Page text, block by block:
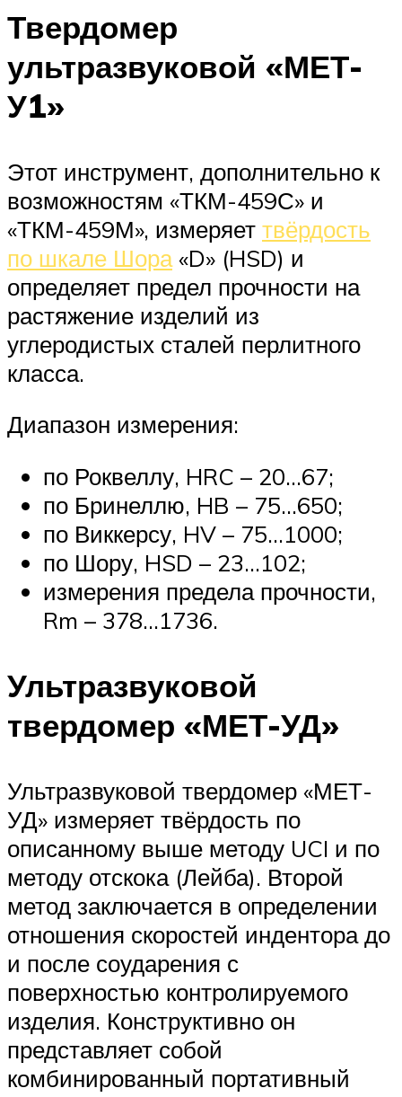
Твердомер
ультразвуковой «МЕТ-
У1»
Этот инструмент, дополнительно к
возможностям «ТКМ-459С» и
«ТКМ-459М», измеряет твёрдость
по шкале Шора«D» (HSD) и
определяет предел прочности на
растяжение изделий из
углеродистых сталей перлитного
класса.
Диапазон измерения:
по Роквеллу, HRC – 20…67;
по Бринеллю, HB – 75…650;
по Виккерсу, HV – 75…1000;
по Шору, HSD – 23…102;
измерения предела прочности,
Rm – 378…1736.
Ультразвуковой
твердомер «МЕТ-УД»
Ультразвуковой твердомер «МЕТ-
УД» измеряет твёрдость по
описанному выше методу UCI и по
методу отскока (Лейба). Второй
метод заключается в определении
отношения скоростей индентора до
и после соударения с
поверхностью контролируемого
изделия. Конструктивно он
представляет собой
комбинированный портативный